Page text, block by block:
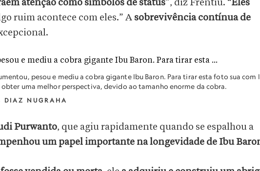
atenção como símbolos de status”, diz Frentiu. “Eles
ruim acontece com eles.” A sobrevivência contínua de
pesou e mediu a cobra gigante Ibu Baron. Para tirar esta foto sua com
obter uma melhor perspectiva, devido ao tamanho enorme da cobra.
DIAZ NUGRAHA
Purwanto, que agiu rapidamente quando se espalhou a
um papel importante na longevidade de Ibu